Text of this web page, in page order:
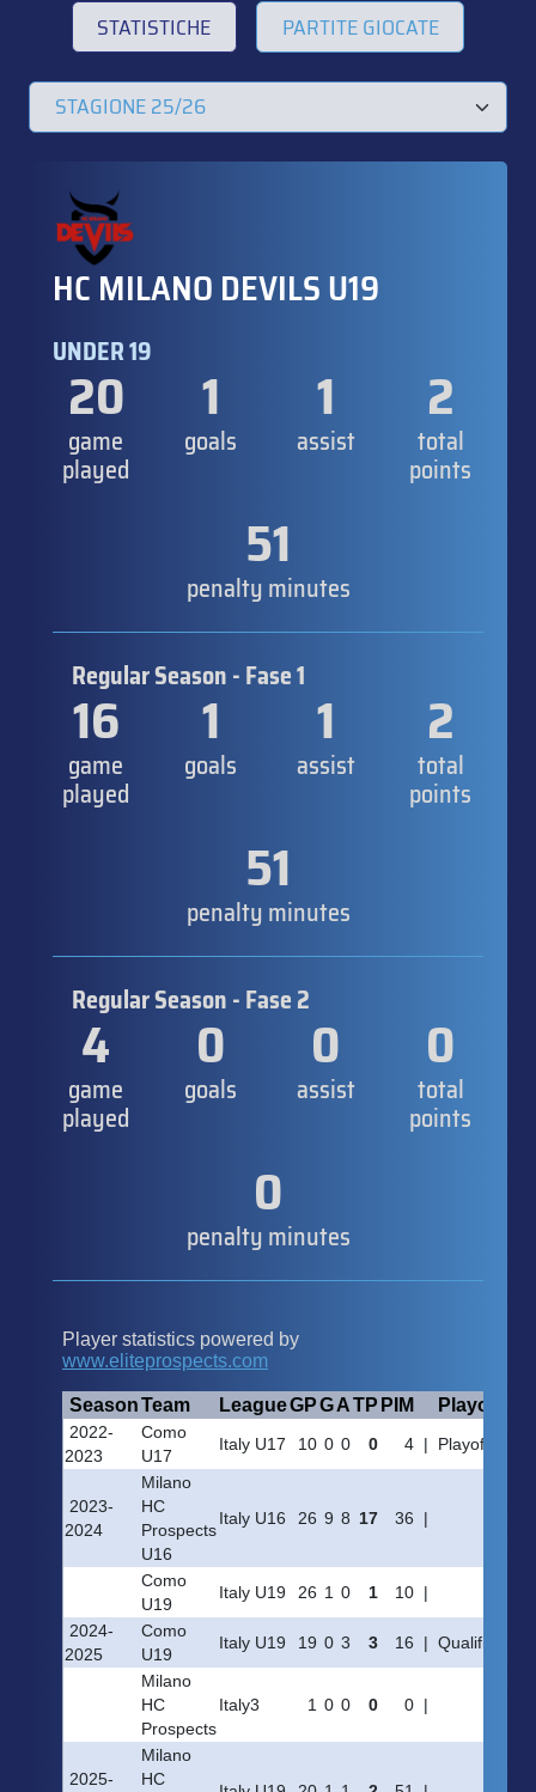
STATISTICHE PARTITE GIOCATE
HC MILANO DEVILS U19
UNDER 19
20
game
played
1
goals
1
assist
2
total
points
51
penalty minutes
Regular Season - Fase 1
16
game
played
1
goals
1
assist
2
total
points
51
penalty minutes
Regular Season - Fase 2
4
game
played
0
goals
0
assist
0
total
points
0
penalty minutes